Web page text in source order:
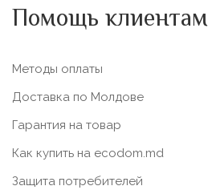
Помощь клиентам
Методы оплаты
Доставка по Молдове
Гарантия на товар
Как купить на ecodom.md
Защита потребителей